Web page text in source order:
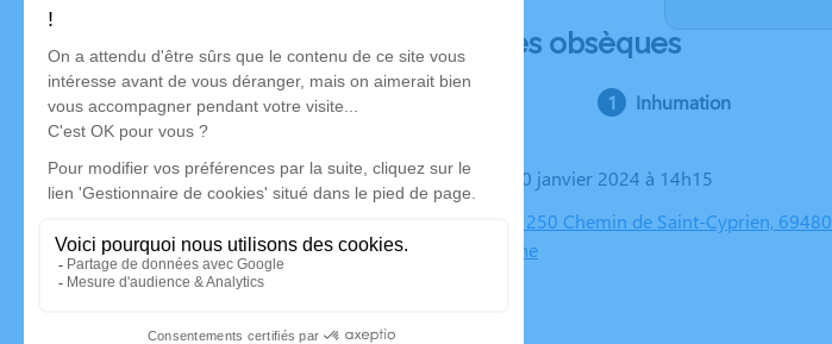
Déroulé des obsèques
Inhumation
Le mardi 30 janvier 2024 à 14h15
communal 250 Chemin de Saint-Cyprien, 69480
Lachassagne